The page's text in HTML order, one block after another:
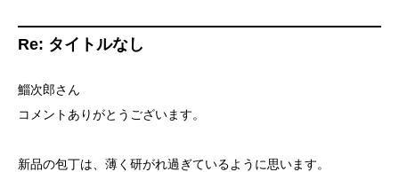
Re: タイトルなし
鯔次郎さん
コメントありがとうございます。
新品の包丁は、薄く研がれ過ぎているように思います。